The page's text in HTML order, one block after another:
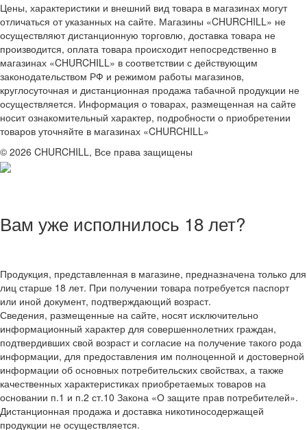
Цены, характеристики и внешний вид товара в магазинах могут
отличаться от указанных на сайте. Магазины «CHURCHILL» не
осуществляют дистанционную торговлю, доставка товара не
производится, оплата товара происходит непосредственно в
магазинах «CHURCHILL» в соответствии с действующим
законодательством РФ и режимом работы магазинов,
круглосуточная и дистанционная продажа табачной продукции не
осуществляется. Информация о товарах, размещенная на сайте
носит ознакомительный характер, подробности о приобретении
товаров уточняйте в магазинах «CHURCHILL»
© 2026 CHURCHILL, Все права защищены
Вам уже исполнилось 18 лет?
Продукция, представленная в магазине, предназначена только для
лиц старше 18 лет. При получении товара потребуется паспорт
или иной документ, подтверждающий возраст.
Сведения, размещенные на сайте, носят исключительно
информационный характер для совершеннолетних граждан,
подтвердивших свой возраст и согласие на получение такого рода
информации, для предоставления им полноценной и достоверной
информации об основных потребительских свойствах, а также
качественных характеристиках приобретаемых товаров на
основании п.1 и п.2 ст.10 Закона «О защите прав потребителей».
Дистанционная продажа и доставка никотиносодержащей
продукции не осуществляется.